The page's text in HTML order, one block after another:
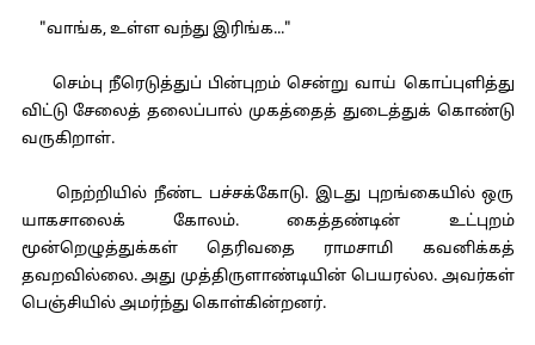
"வாங்க, உள்ள வந்து இரிங்க..."
செம்பு நீரெடுத்துப் பின்புறம் சென்று வாய் கொப்புளித்து
விட்டு சேலைத் தலைப்பால் முகத்தைத் துடைத்துக் கொண்டு
வருகிறாள்.
நெற்றியில் நீண்ட பச்சக்கோடு. இடது புறங்கையில் ஒரு
யாகசாலைக் கோலம். கைத்தண்டின் உட்புறம்
மூன்றெழுத்துக்கள் தெரிவதை ராமசாமி கவனிக்கத்
தவறவில்லை. அது முத்திருளாண்டியின் பெயரல்ல. அவர்கள்
பெஞ்சியில் அமர்ந்து கொள்கின்றனர்.